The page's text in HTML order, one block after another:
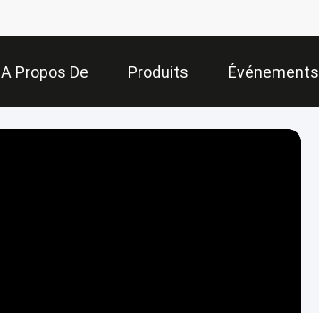
A Propos De Produits Événements